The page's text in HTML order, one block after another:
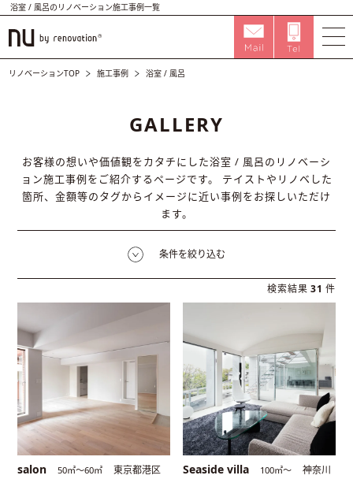
浴室 / 風呂のリノベーション施工事例一覧
リノベーションTOP 施工事例 浴室 / 風呂
GALLERY
お客様の想いや価値観をカタチにした浴室 / 風呂のリノベーシ
ョン施工事例をご紹介するページです。
テイストやリノベした
箇所、金額等のタグからイメージに近い事例をお探しいただけ
ます。
条件を絞り込む
検索結果 31 件
salon 50㎡〜60㎡
東京都港区
Seaside villa 100㎡〜
神奈川